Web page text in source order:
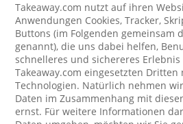
Takeaway.com nutzt auf ihren
Anwendungen Cookies, Tracker,
Buttons (im Folgenden gemeinsam
genannt), die uns dabei helfen,
schnelleres und sichereres
Takeaway.com eingesetzten Dritten
Technologien. Natürlich nehmen
Daten im Zusammenhang mit
ernst. Für weitere Informationen